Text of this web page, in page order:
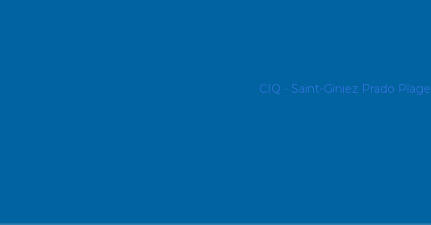
CIQ - Saint-Giniez Prado Plage